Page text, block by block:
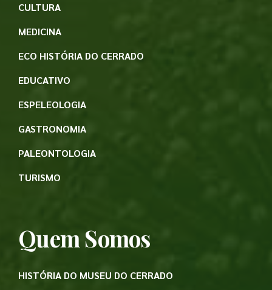
CULTURA
MEDICINA
ECO HISTÓRIA DO CERRADO
EDUCATIVO
ESPELEOLOGIA
GASTRONOMIA
PALEONTOLOGIA
TURISMO
Quem Somos
HISTÓRIA DO MUSEU DO CERRADO